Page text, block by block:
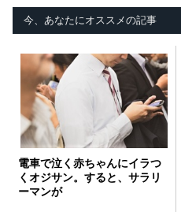
今、あなたにオススメの記事
電車で泣く赤ちゃんにイラつ
くオジサン。すると、サラリ
ーマンが